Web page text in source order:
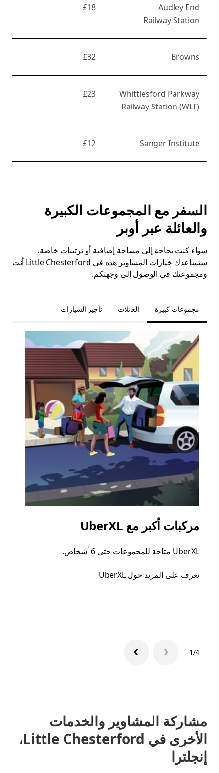
Audley End
Railway Station
£18
Browns
£32
Whittlesford Parkway
Railway Station (WLF)
£23
Sanger Institute
£12
السفر مع المجموعات الكبيرة
والعائلة عبر أوبر
سواء كنت بحاجة إلى مساحة إضافية أو ترتيبات خاصة،
ستساعدك خيارات المشاوير هذه في Little Chesterford أنت
ومجموعتك في الوصول إلى وجهتكم.
مجموعات كبيرة العائلات تأجير السيارات
مركبات أكبر مع UberXL
UberXL متاحة للمجموعات حتى 6 أشخاص.
تعرف على المزيد حول UberXL
1/4
مشاركة المشاوير والخدمات
الأخرى في Little Chesterford،
إنجلترا